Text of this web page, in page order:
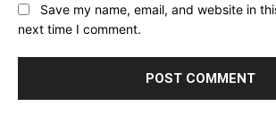
Save my name, email, and website in
next time I comment.